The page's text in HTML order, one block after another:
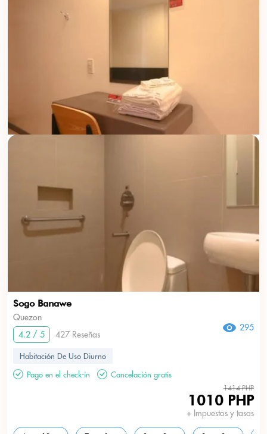
Sogo Banawe
Quezon
4.2 / 5
427 Reseñas
295
Habitación De Uso Diurno
Pago en el check-in
Cancelación gratis
1414 PHP
1010 PHP
+ Impuestos y tasas